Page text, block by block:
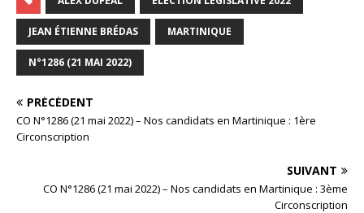
JEAN ÉTIENNE BRÉDAS MARTINIQUE
N°1286 (21 MAI 2022)
PRÉCÉDENT
CO N°1286 (21 mai 2022) – Nos candidats en Martinique : 1ère
Circonscription
SUIVANT
CO N°1286 (21 mai 2022) – Nos candidats en Martinique : 3ème
Circonscription